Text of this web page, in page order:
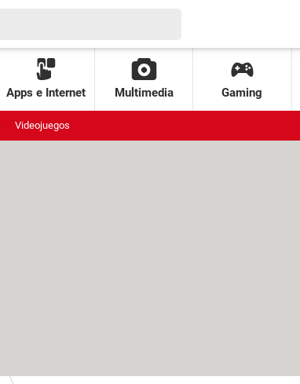
Apps e Internet Multimedia Gaming
Videojuegos